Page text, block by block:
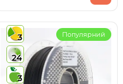
3
24
3
Популярний